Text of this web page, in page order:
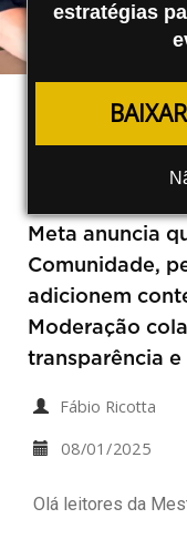
estratégias
Notas de
Como Vai
Meta anuncia
Comunidade,
adicionem
Moderação
transparência
Fábio Ricotta
08/01/2025
Olá leitores da